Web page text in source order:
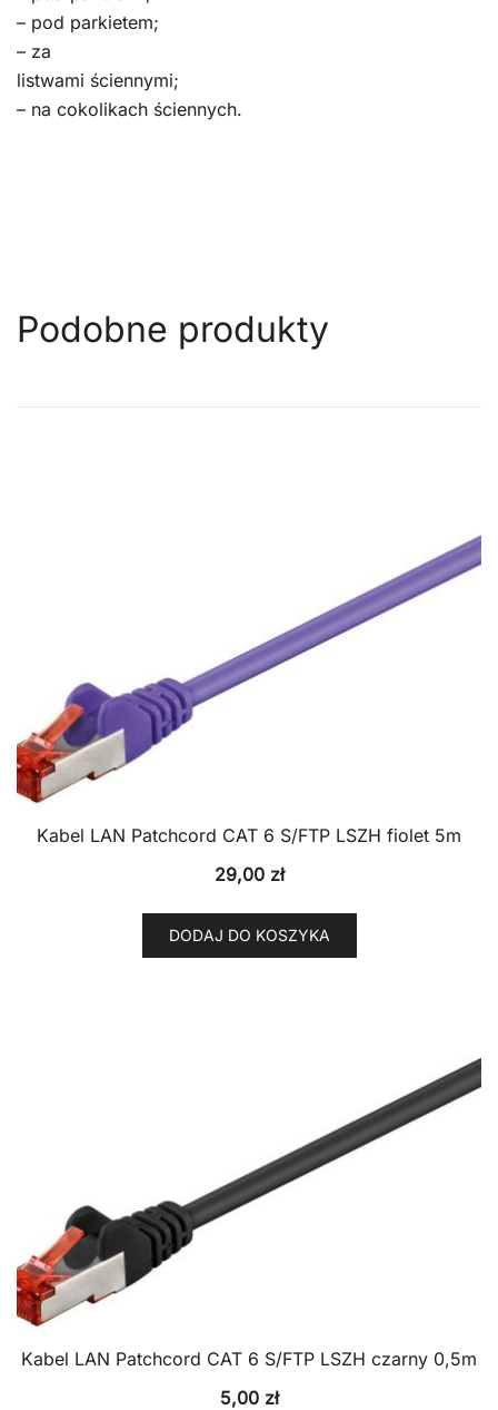
– pod parkietem;
– za
listwami ściennymi;
– na cokolikach ściennych.
Podobne produkty
Kabel LAN Patchcord CAT 6 S/FTP LSZH fiolet 5m
29,00 zł
DODAJ DO KOSZYKA
Kabel LAN Patchcord CAT 6 S/FTP LSZH czarny 0,5m
5,00 zł